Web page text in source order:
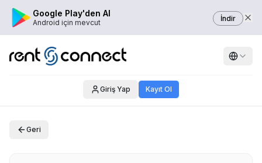
Google Play'den Al
Android için mevcut İndir
Giriş Yap Kayıt Ol
Geri